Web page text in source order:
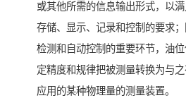
或其他所需的信息输出形式，以满
存储、显示、记录和控制的要求
检测和自动控制的重要环节，油
定精度和规律把被测量转换为与
应用的某种物理量的测量装置。